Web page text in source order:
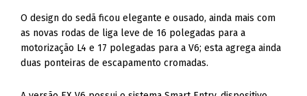
O design do sedã ficou elegante e ousado, ainda mais com
as novas rodas de liga leve de 16 polegadas para a
motorização L4 e 17 polegadas para a V6; esta agrega ainda
duas ponteiras de escapamento cromadas.